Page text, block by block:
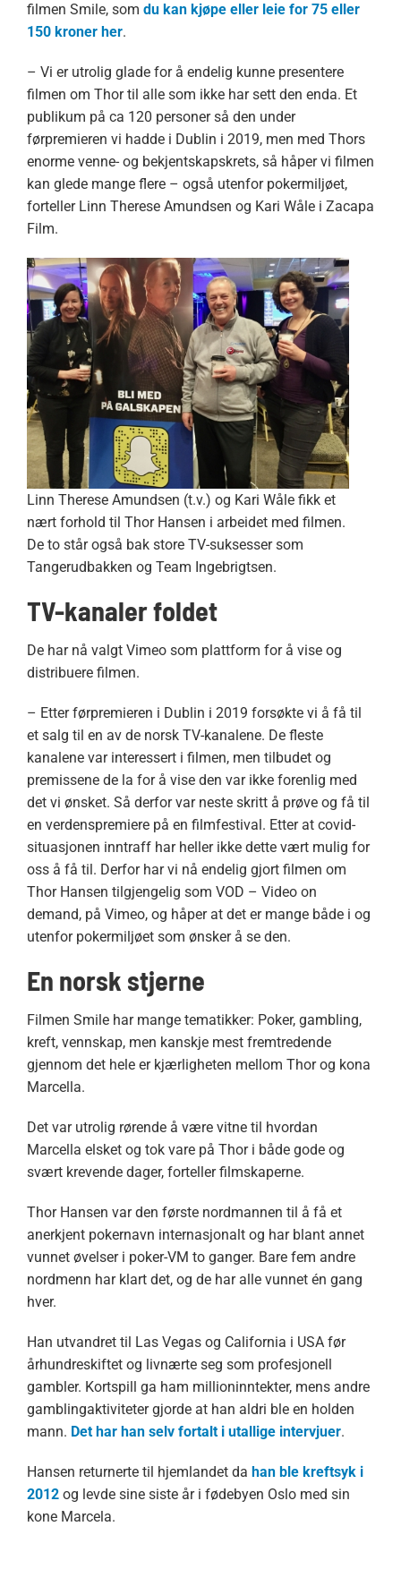
filmen Smile, som du kan kjøpe eller leie for 75 eller
150 kroner her.
– Vi er utrolig glade for å endelig kunne presentere
filmen om Thor til alle som ikke har sett den enda. Et
publikum på ca 120 personer så den under
førpremieren vi hadde i Dublin i 2019, men med Thors
enorme venne- og bekjentskapskrets, så håper vi filmen
kan glede mange flere – også utenfor pokermiljøet,
forteller Linn Therese Amundsen og Kari Wåle i Zacapa
Film.
Linn Therese Amundsen (t.v.) og Kari Wåle fikk et
nært forhold til Thor Hansen i arbeidet med filmen.
De to står også bak store TV-suksesser som
Tangerudbakken og Team Ingebrigtsen.
TV-kanaler foldet
De har nå valgt Vimeo som plattform for å vise og
distribuere filmen.
– Etter førpremieren i Dublin i 2019 forsøkte vi å få til
et salg til en av de norsk TV-kanalene. De fleste
kanalene var interessert i filmen, men tilbudet og
premissene de la for å vise den var ikke forenlig med
det vi ønsket. Så derfor var neste skritt å prøve og få til
en verdenspremiere på en filmfestival. Etter at covid-
situasjonen inntraff har heller ikke dette vært mulig for
oss å få til. Derfor har vi nå endelig gjort filmen om
Thor Hansen tilgjengelig som VOD – Video on
demand, på Vimeo, og håper at det er mange både i og
utenfor pokermiljøet som ønsker å se den.
En norsk stjerne
Filmen Smile har mange tematikker: Poker, gambling,
kreft, vennskap, men kanskje mest fremtredende
gjennom det hele er kjærligheten mellom Thor og kona
Marcella.
Det var utrolig rørende å være vitne til hvordan
Marcella elsket og tok vare på Thor i både gode og
svært krevende dager, forteller filmskaperne.
Thor Hansen var den første nordmannen til å få et
anerkjent pokernavn internasjonalt og har blant annet
vunnet øvelser i poker-VM to ganger. Bare fem andre
nordmenn har klart det, og de har alle vunnet én gang
hver.
Han utvandret til Las Vegas og California i USA før
århundreskiftet og livnærte seg som profesjonell
gambler. Kortspill ga ham millioninntekter, mens andre
gamblingaktiviteter gjorde at han aldri ble en holden
mann. Det har han selv fortalt i utallige intervjuer.
Hansen returnerte til hjemlandet da han ble kreftsyk i
2012og levde sine siste år i fødebyen Oslo med sin
kone Marcela.